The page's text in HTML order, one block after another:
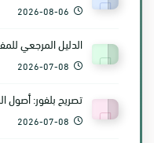
2026-08-06
الدليل المرجعي
2026-07-08
تصريح بلفور: أصول
2026-07-08